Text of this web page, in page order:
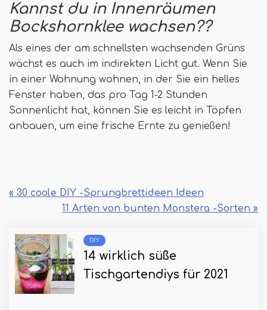
Kannst du in Innenräumen
Bockshornklee wachsen??
Als eines der am schnellsten wachsenden Grüns
wächst es auch im indirekten Licht gut. Wenn Sie
in einer Wohnung wohnen, in der Sie ein helles
Fenster haben, das pro Tag 1-2 Stunden
Sonnenlicht hat, können Sie es leicht in Töpfen
anbauen, um eine frische Ernte zu genießen!
« 30 coole DIY -Sprungbrettideen Ideen
11 Arten von bunten Monstera -Sorten »
DIY
14 wirklich süße
Tischgartendiys für 2021